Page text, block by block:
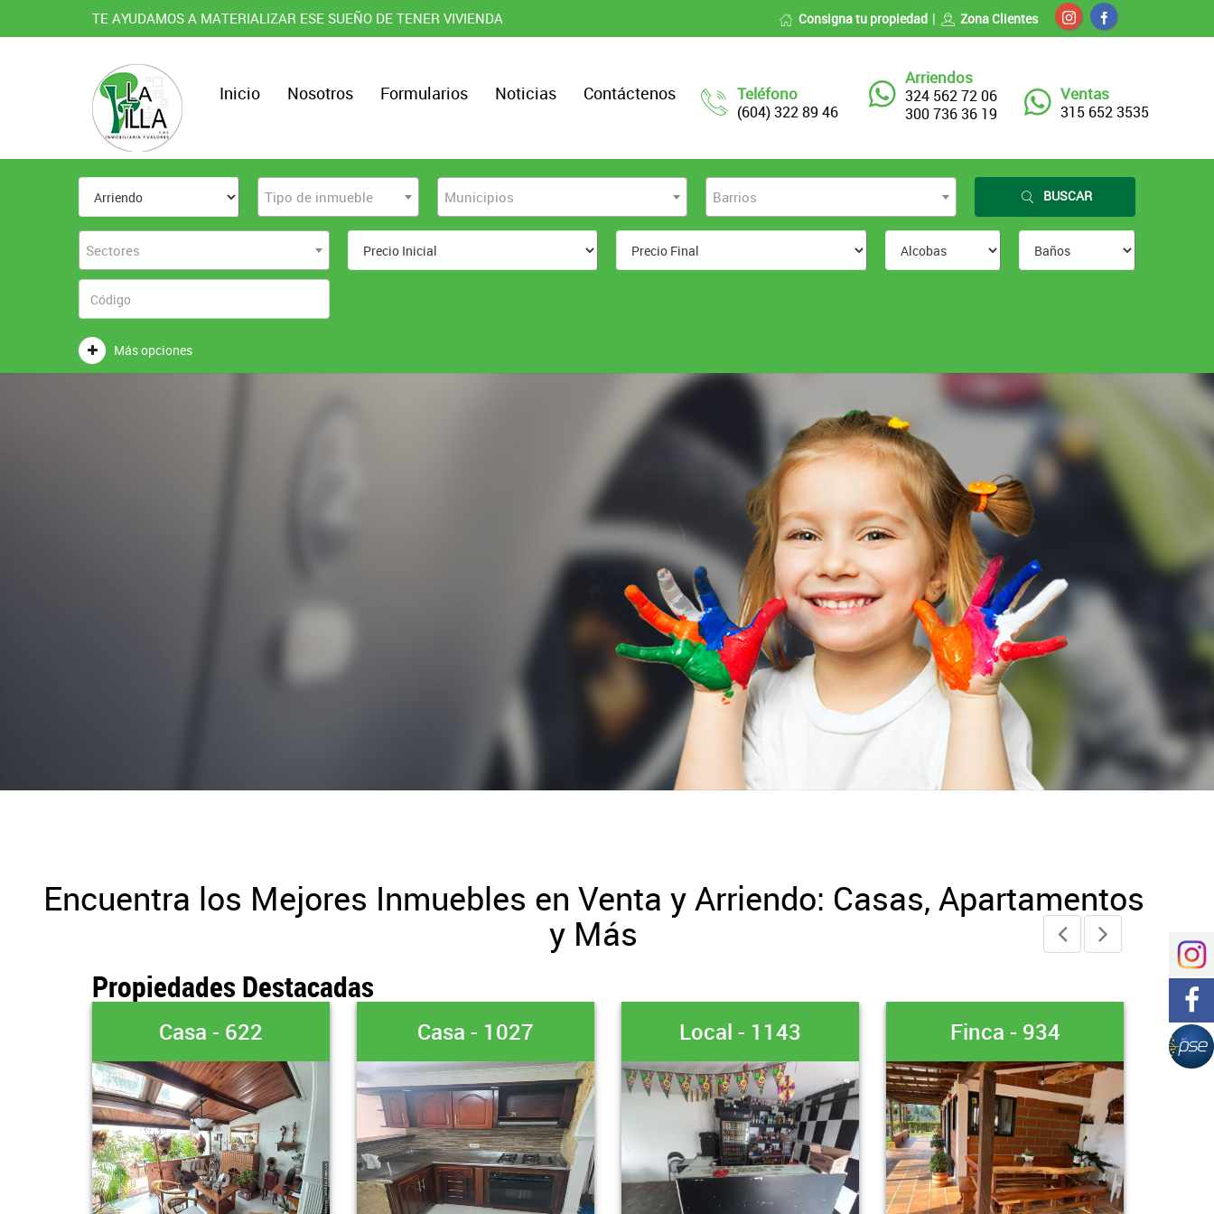
TE AYUDAMOS A MATERIALIZAR ESE SUEÑO DE TENER VIVIENDA Consigna tu propiedad Zona Clientes
Teléfono
(604) 322 89 46
Arriendos
324 562 72 06
300 736 36 19
Ventas
315 652 3535
Inicio Nosotros Formularios Noticias Contáctenos
Tipo de inmueble Municipios Barrios BUSCAR
Sectores
Más opciones
Encuentra los Mejores Inmuebles en Venta y Arriendo: Casas, Apartamentos
y Más
Propiedades Destacadas
Casa - 1027 Local - 1143 Finca - 934 Casa-Finca - 319